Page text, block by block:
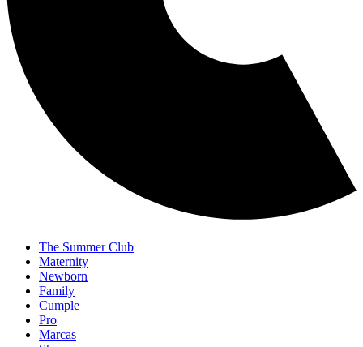
The Summer Club
Maternity
Newborn
Family
Cumple
Pro
Marcas